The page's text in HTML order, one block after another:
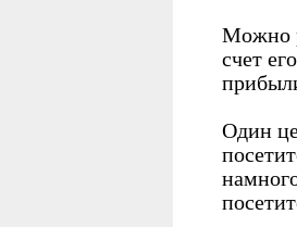
Можно
счет
Один